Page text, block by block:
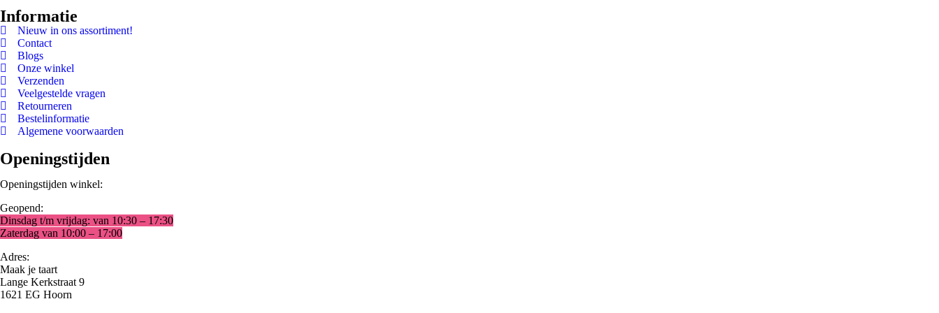
Informatie
Nieuw in ons assortiment!
Contact
Blogs
Onze winkel
Verzenden
Veelgestelde vragen
Retourneren
Bestelinformatie
Algemene voorwaarden
Openingstijden
Openingstijden winkel:
Geopend:
Dinsdag t/m vrijdag: van 10:30 – 17:30
Zaterdag van 10:00 – 17:00
Adres:
Maak je taart
Lange Kerkstraat 9
1621 EG Hoorn